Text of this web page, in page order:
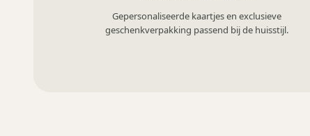
Gepersonaliseerde kaartjes en exclusieve
geschenkverpakking passend bij de huisstijl.